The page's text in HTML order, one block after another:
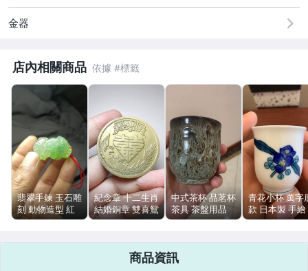
居家、家具與園藝
男性精品與服飾
偶像、球員卡與郵幣
女裝與服飾配件
手錶與飾品配件
女包精品與女鞋
相機、攝影與周邊
金器
店內相關商品
翡翠手鍊 玉石雕
刻 動物造型 紅
繩吊飾 綠色玉件
紀念章 十二生肖
結婚銅章 雙喜鴛
鴦 鳳牌 直徑
中式茶杯 品茗杯
茶具 茶盤用品
泡茶器具 茶器
青花小杯 萬字
款 日本製 手繪
膠質釉 原紙盒
商品資訊